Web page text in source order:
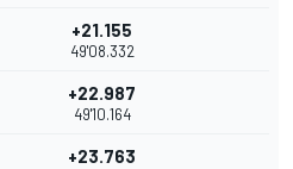
+21.155
49'08.332
+22.987
49'10.164
+23.763